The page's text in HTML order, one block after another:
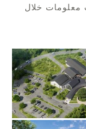
معلومات خلال